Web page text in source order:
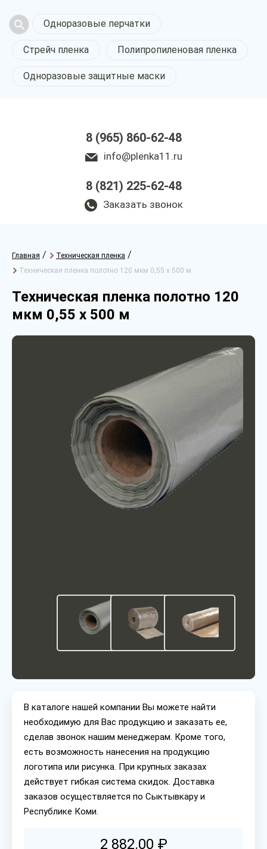
Одноразовые перчатки
Стрейч пленка Полипропиленовая пленка
Одноразовые защитные маски
8 (965) 860-62-48
info@plenka11.ru
8 (821) 225-62-48
Заказать звонок
Главная / Техническая пленка /
Техническая пленка полотно 120 мкм 0,55 х 500 м
Техническая пленка полотно 120
мкм 0,55 х 500 м
В каталоге нашей компании Вы можете найти
необходимую для Вас продукцию и заказать ее,
сделав звонок нашим менеджерам. Кроме того,
есть возможность нанесения на продукцию
логотипа или рисунка. При крупных заказах
действует гибкая система скидок. Доставка
заказов осуществляется по Сыктывкару и
Республике Коми.
2 882.00 ₽